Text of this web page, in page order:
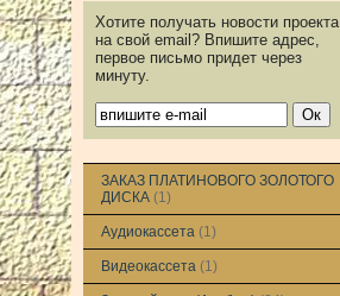
Хотите получать новости проекта
на свой email? Впишите адрес,
первое письмо придет через
минуту.
ЗАКАЗ ПЛАТИНОВОГО ЗОЛОТОГО
ДИСКА (1)
Аудиокассета (1)
Видеокассета (1)